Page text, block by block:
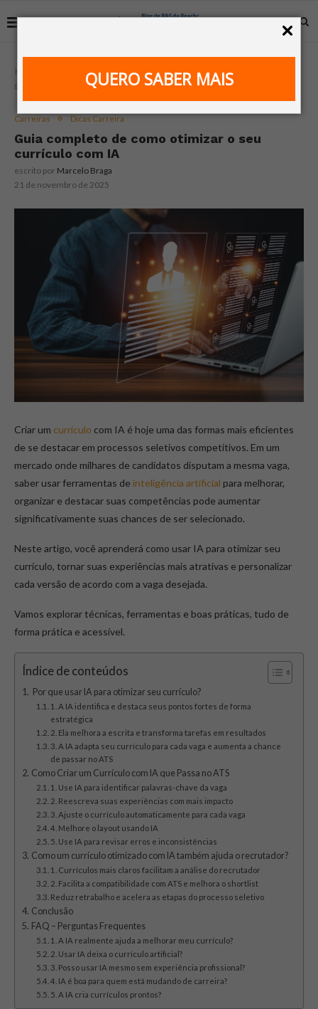
QUERO SABER MAIS
Home Carreiras
Guia completo de como otimizar o
seu currículo com IA
Carreiras Dicas Carreira
Guia completo de como otimizar o seu
currículo com IA
escrito por Marcelo Braga
21 de novembro de 2025
Criar um currículo com IA é hoje uma das formas mais eficientes
de se destacar em processos seletivos competitivos. Em um
mercado onde milhares de candidatos disputam a mesma vaga,
saber usar ferramentas de inteligência artificial para melhorar,
organizar e destacar suas competências pode aumentar
significativamente suas chances de ser selecionado.
Neste artigo, você aprenderá como usar IA para otimizar seu
currículo, tornar suas experiências mais atrativas e personalizar
cada versão de acordo com a vaga desejada.
Vamos explorar técnicas, ferramentas e boas práticas, tudo de
forma prática e acessível.
Índice de conteúdos
Por que usar IA para otimizar seu currículo?
1. A IA identifica e destaca seus pontos fortes de forma
estratégica
2. Ela melhora a escrita e transforma tarefas em resultados
3. A IA adapta seu currículo para cada vaga e aumenta a chance
de passar no ATS
Como Criar um Currículo com IA que Passa no ATS
1. Use IA para identificar palavras-chave da vaga
2. Reescreva suas experiências com mais impacto
3. Ajuste o currículo automaticamente para cada vaga
4. Melhore o layout usando IA
5. Use IA para revisar erros e inconsistências
Como um currículo otimizado com IA também ajuda o recrutador?
1. Currículos mais claros facilitam a análise do recrutador
2. Facilita a compatibilidade com ATS e melhora o shortlist
Reduz retrabalho e acelera as etapas do processo seletivo
Conclusão
FAQ – Perguntas Frequentes
1. A IA realmente ajuda a melhorar meu currículo?
2. Usar IA deixa o currículo artificial?
3. Posso usar IA mesmo sem experiência profissional?
4. IA é boa para quem está mudando de carreira?
5. A IA cria currículos prontos?